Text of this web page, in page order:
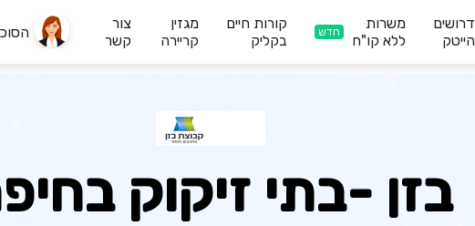
דרושים
הייטק
משרות
ללא קו"ח
חדש
קורות חיים
בקליק
מגזין
קריירה
צור
קשר
בזן -בתי זיקוק